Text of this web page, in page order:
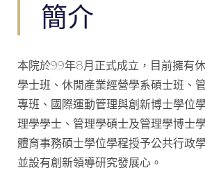
簡介
本院於99年8月正式成立，目前擁有
學士班、休閒產業經營學系碩士班、
專班、國際運動管理與創新博士學位
理學學士、管理學碩士及管理學博士
體育事務碩士學位學程授予公共行政
並設有創新領導研究發展心。